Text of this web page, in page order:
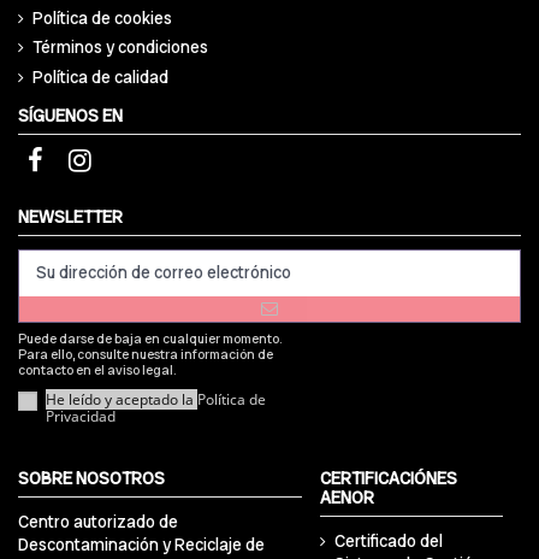
Política de cookies
Términos y condiciones
Política de calidad
SÍGUENOS EN
NEWSLETTER
Puede darse de baja en cualquier momento.
Para ello, consulte nuestra información de
contacto en el aviso legal.
He leído y aceptado la Política de
Privacidad
SOBRE NOSOTROS
Centro autorizado de
Descontaminación y Reciclaje de
CERTIFICACIÓNES
AENOR
Certificado del